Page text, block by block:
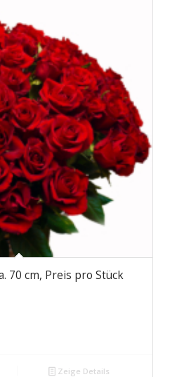
70 cm, Preis pro Stück
Zeige Details